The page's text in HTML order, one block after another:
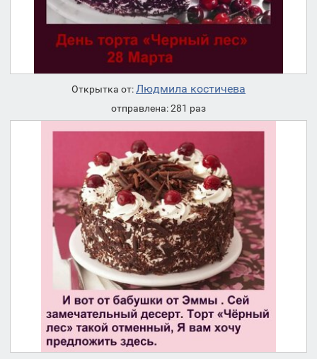
Открытка от:Людмила костичева
отправлена: 281 раз